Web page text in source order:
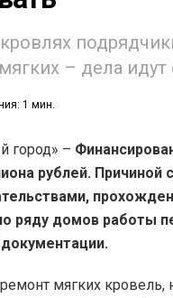
– дела
1 мин.
город» –
рублей. Причиной
ряду домов работы
мягких кровель,